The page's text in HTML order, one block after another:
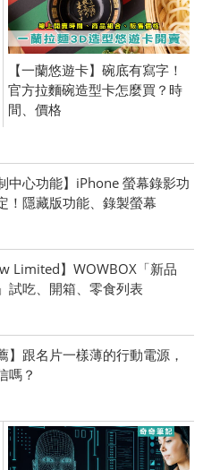
【一蘭悠遊卡】碗底有寫字！
官方拉麵碗造型卡怎麼買？時
間、價格
中心功能】iPhone 螢幕錄影功
！隱藏版功能、錄製螢幕
Limited】WOWBOX「新品
試吃、開箱、零食列表
】跟名片一樣薄的行動電源，
嗎？